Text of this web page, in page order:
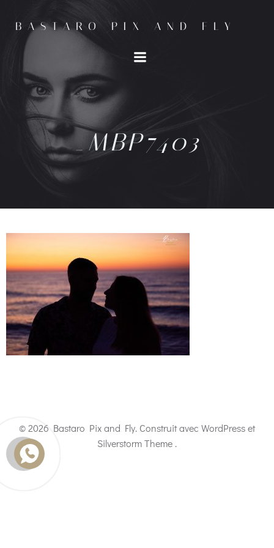
BASTARO PIX AND FLY
_MBP7403
© 2026 Bastaro Pix and Fly. Construit avec WordPress et
Silverstorm Theme .